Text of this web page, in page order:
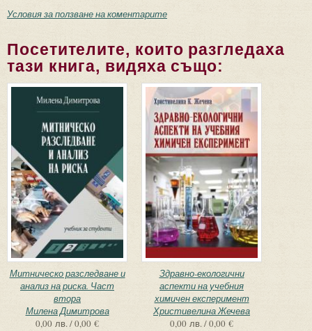
Условия за ползване на коментарите
Посетителите, които разгледаха
тази книга, видяха също:
Митническо разследване и
анализ на риска. Част
втора
Милена Димитрова
0,00 лв. / 0,00 €
Здравно-екологични
аспекти на учебния
химичен експеримент
Христивелина Жечева
0,00 лв. / 0,00 €